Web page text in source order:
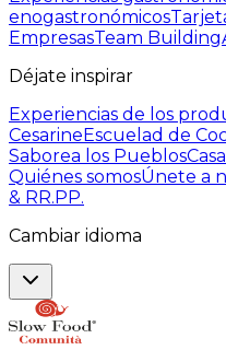
enogastronómicos
EmpresasTeam Building
Déjate inspirar
Experiencias de los
CesarineEscuelad de
Saborea los Pueblos
Quiénes somosÚnete a
& RR.PP.
Cambiar idioma